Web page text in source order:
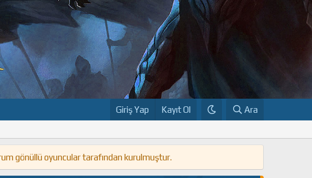
Giriş Yap Kayıt Ol Ara
gönüllü oyuncular tarafından kurulmuştur.